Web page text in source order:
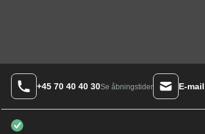
+45 70 40 40 30Se åbningstider E-mail